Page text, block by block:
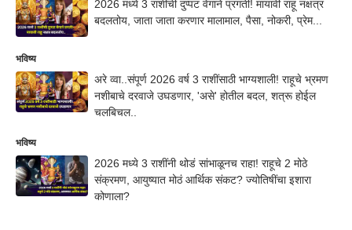
2026 मध्ये 3 राशींची दुप्पट वेगाने प्रगती! मायावी राहू नक्षत्र
बदलतोय, जाता जाता करणार मालामाल, पैसा, नोकरी, प्रेम...
भविष्य
अरे व्वा..संपूर्ण 2026 वर्ष 3 राशींसाठी भाग्यशाली! राहूचे भ्रमण
नशीबाचे दरवाजे उघडणार, 'असे' होतील बदल, शत्रू होईल
चलबिचल..
भविष्य
2026 मध्ये 3 राशींनी थोडं सांभाळूनच राहा! राहूचे 2 मोठे
संक्रमण, आयुष्यात मोठं आर्थिक संकट? ज्योतिषींचा इशारा
कोणाला?